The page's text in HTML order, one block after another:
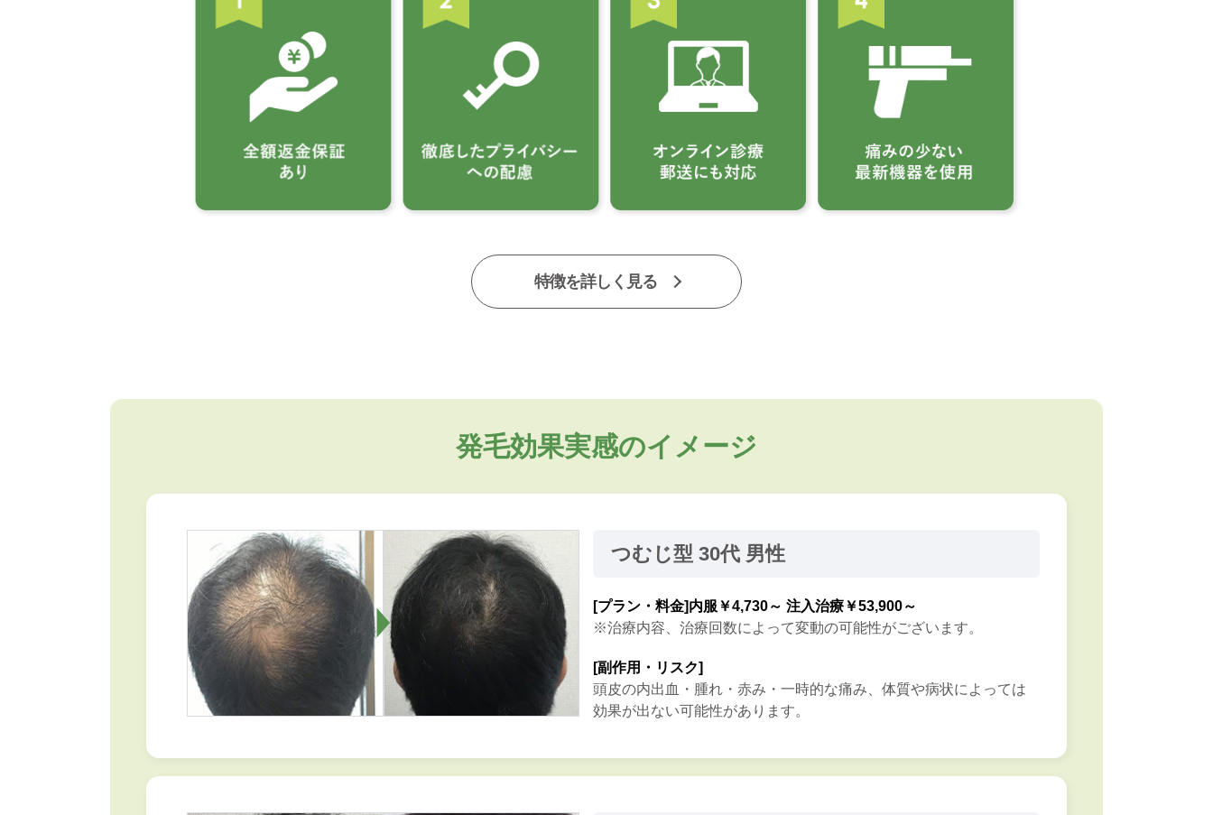
特徴を詳しく見る
発毛効果実感のイメージ
つむじ型 30代 男性
[プラン・料金]内服￥4,730～ 注入治療￥53,900～
※治療内容、治療回数によって変動の可能性がございます。
[副作用・リスク]
頭皮の内出血・腫れ・赤み・一時的な痛み、体質や病状によっては
効果が出ない可能性があります。